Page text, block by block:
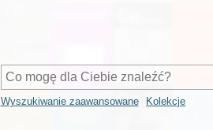
Wyszukiwanie zaawansowane Kolekcje